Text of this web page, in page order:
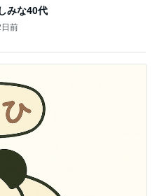
みな40代
前